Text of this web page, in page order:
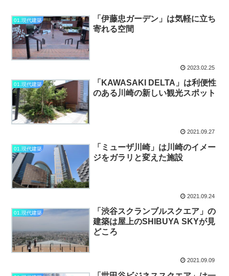
01.現代建築
「伊藤忠ガーデン」は気軽に立ち
寄れる空間
2023.02.25
01.現代建築
「KAWASAKI DELTA」は利便性
のある川崎の新しい観光スポット
2021.09.27
01.現代建築
「ミューザ川崎」は川崎のイメー
ジをガラリと変えた施設
2021.09.24
01.現代建築
「渋谷スクランブルスクエア」の
建築は屋上のSHIBUYA SKYが見
どころ
2021.09.09